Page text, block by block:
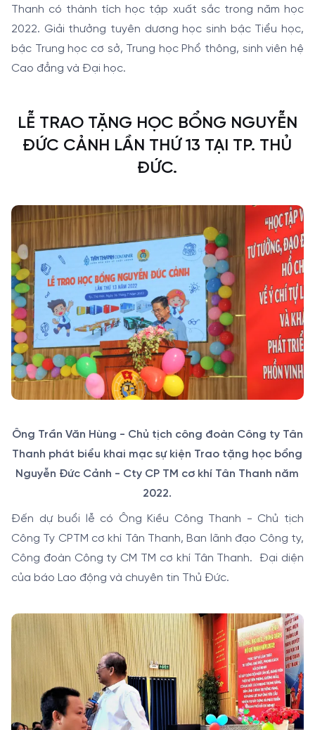
Thanh có thành tích học tập xuất sắc trong năm học
2022. Giải thưởng tuyên dương học sinh bậc Tiểu học,
bậc Trung học cơ sở, Trung học Phổ thông, sinh viên hệ
Cao đẳng và Đại học.
LỄ TRAO TẶNG HỌC BỔNG NGUYỄN
ĐỨC CẢNH LẦN THỨ 13 TẠI TP. THỦ
ĐỨC.
Ông Trần Văn Hùng - Chủ tịch công đoàn Công ty Tân
Thanh phát biểu khai mạc sự kiện Trao tặng học bổng
Nguyễn Đức Cảnh - Cty CP TM cơ khí Tân Thanh năm
2022.
Đến dự buổi lễ có Ông Kiều Công Thanh - Chủ tịch
Công Ty CPTM cơ khí Tân Thanh, Ban lãnh đạo Công ty,
Công đoàn Công ty CM TM cơ khí Tân Thanh. Đại diện
của báo Lao động và chuyên tin Thủ Đức.